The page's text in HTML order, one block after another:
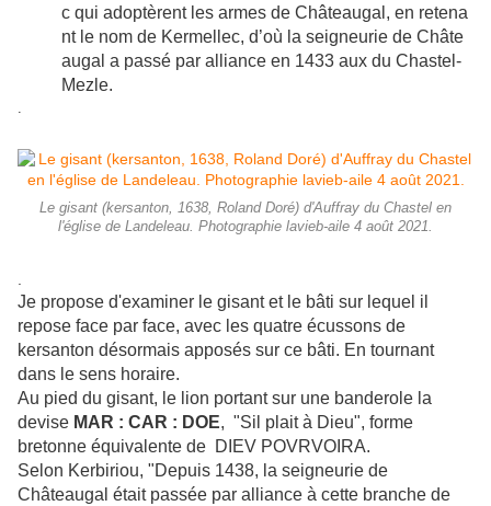
c qui adoptèrent les armes de Châteaugal, en retena
nt le nom de Kermellec, d’où la seigneurie de Châte
augal a passé par alliance en 1433 aux du Chastel-
Mezle.
.
Le gisant (kersanton, 1638, Roland Doré) d'Auffray du Chastel en
l'église de Landeleau. Photographie lavieb-aile 4 août 2021.
Je propose d'examiner le gisant et le bâti sur lequel il
repose face par face, avec les quatre écussons de
kersanton désormais apposés sur ce bâti. En tournant
dans le sens horaire.
Au pied du gisant, le lion portant sur une banderole la
devise MAR : CAR : DOE, "Sil plait à Dieu", forme
bretonne équivalente de DIEV POVRVOIRA.
Selon Kerbiriou, "Depuis 1438, la seigneurie de
Châteaugal était passée par alliance à cette branche de